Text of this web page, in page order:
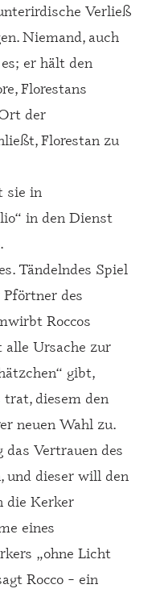
Verließ
Niemand, auch
er hält den
Florestans
der
Florestan zu
sie in
in den Dienst
Tändelndes Spiel
des
Roccos
Ursache zur
gibt,
diesem den
neuen Wahl zu.
Vertrauen des
und dieser will den
die Kerker
eines
„ohne Licht
Rocco – ein